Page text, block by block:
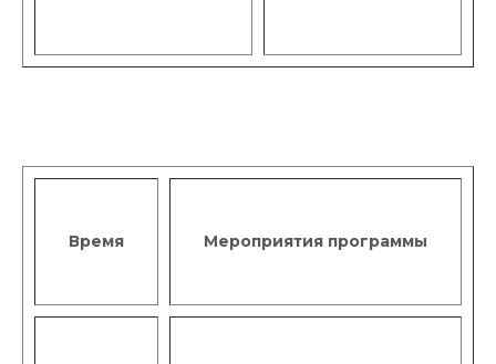
Время Мероприятия программы